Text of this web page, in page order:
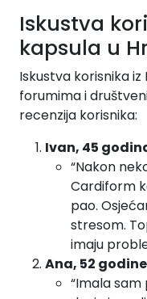
Iskustva
kapsula u
Iskustva korisnika
forumima i
recenzija korisnika:
Ivan, 45
“Nakon
Cardiform
pao.
stresom.
imaju
Ana, 52 godine
“Imala